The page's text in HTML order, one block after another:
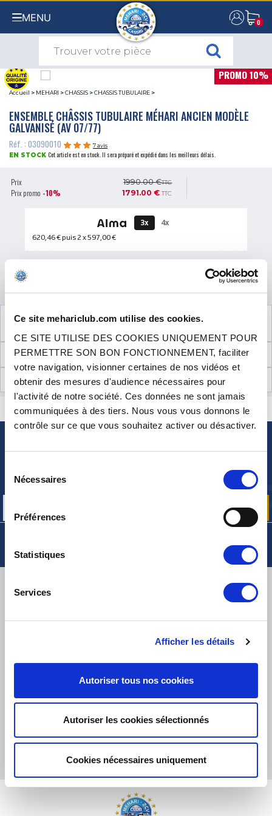
Ce site mehariclub.com utilise des cookies.
CE SITE UTILISE DES COOKIES UNIQUEMENT POUR
PERMETTRE SON BON FONCTIONNEMENT, faciliter
votre navigation, visionner certaines de nos vidéos et
obtenir des mesures d'audience nécessaires pour
l'activité de notre société. Ces données ne sont jamais
communiquées à des tiers. Nous vous vous donnons le
contrôle sur ce que vous souhaitez activer ou désactiver.
consentement
Nécessaires
Préférences
Statistiques
Services
Afficher les détails
Autoriser tous nos cookies
Autoriser les cookies sélectionnés
Cookies nécessaires uniquement
MENU 0
0
PROMO 10%
Accueil > MEHARI >CHASSIS >CHASSIS TUBULAIRE >
ENSEMBLE CHÂSSIS TUBULAIRE MÉHARI ANCIEN MODÈLE
GALVANISÉ (AV 07/77)
Réf. : 03090010
7 avis
EN STOCK Cet article est en stock. Il sera préparé et expédié dans les meilleurs délais.
Prix 1990.00 €TTC
Prix promo -10% 1791.00 € TTC
3x
4x
620,46 €puis 2 x597,00 €
VOIR LES4PRODUITS COMPLÉMENTAIRES
INFORMATIONS TECHNIQUES
AVIS CLIENTS (7)
UNE QUESTION ? BESOIN D 'AIDE ? CONTACTEZ-NOUS
NEWSLETTER
GROS COLIS :TNT, GÉODIS, FRANCE EXPRESS, DPD
eKomi
08.08.2026 PLUS
Basé sur